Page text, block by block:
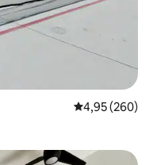
Gemiddelde
4,95 (260)